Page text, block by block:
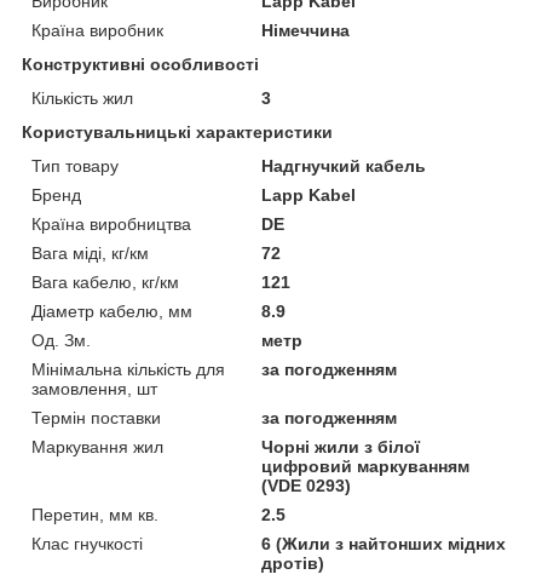
Країна виробник
Німеччина
Конструктивні особливості
Кількість жил
3
Користувальницькі характеристики
Тип товару
Надгнучкий кабель
Бренд
Lapp Kabel
Країна виробництва
DE
Вага міді, кг/км
72
Вага кабелю, кг/км
121
Діаметр кабелю, мм
8.9
Од. Зм.
метр
Мінімальна кількість для
замовлення, шт
за погодженням
Термін поставки
за погодженням
Маркування жил
Чорні жили з білої
цифровий маркуванням
(VDE 0293)
Перетин, мм кв.
2.5
Клас гнучкості
6 (Жили з найтонших мідних
дротів)